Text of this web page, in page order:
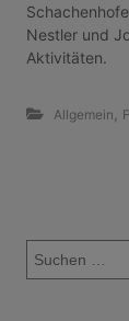
Nestler und
Aktivitäten.
Allgemein,
e
S
u